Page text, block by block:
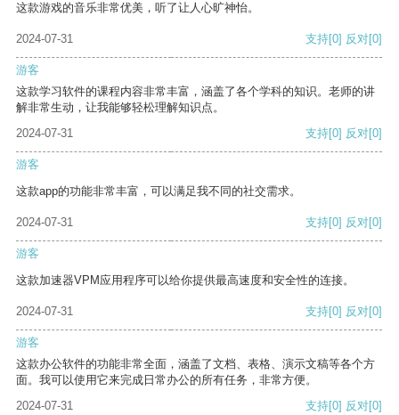
这款游戏的音乐非常优美，听了让人心旷神怡。
2024-07-31 支持[0] 反对[0]
游客
这款学习软件的课程内容非常丰富，涵盖了各个学科的知识。老师的讲
解非常生动，让我能够轻松理解知识点。
2024-07-31
支持[0] 反对[0]
游客
这款app的功能非常丰富，可以满足我不同的社交需求。
2024-07-31 支持[0] 反对[0]
游客
这款加速器VPM应用程序可以给你提供最高速度和安全性的连接。
2024-07-31 支持[0] 反对[0]
游客
这款办公软件的功能非常全面，涵盖了文档、表格、演示文稿等各个方
面。我可以使用它来完成日常办公的所有任务，非常方便。
2024-07-31
支持[0] 反对[0]